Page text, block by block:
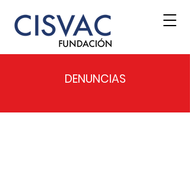
DENUNCIAS